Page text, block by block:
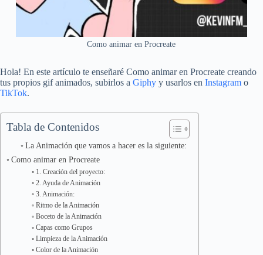
Como animar en Procreate
Hola! En este artículo te enseñaré Como animar en Procreate creando
tus propios gif animados, subirlos a Giphy y usarlos en Instagram o
TikTok.
Tabla de Contenidos
La Animación que vamos a hacer es la siguiente:
Como animar en Procreate
1. Creación del proyecto:
2. Ayuda de Animación
3. Animación:
Ritmo de la Animación
Boceto de la Animación
Capas como Grupos
Limpieza de la Animación
Color de la Animación